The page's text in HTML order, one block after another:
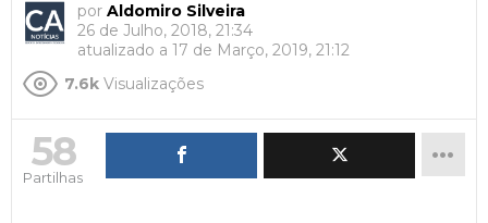
por Aldomiro Silveira
26 de Julho, 2018, 21:34
atualizado a 17 de Março, 2019, 21:12
7.6k Visualizações
58
Partilhas